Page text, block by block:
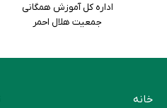
اداره کل آموزش همگانی
جمعیت هلال احمر
خانه